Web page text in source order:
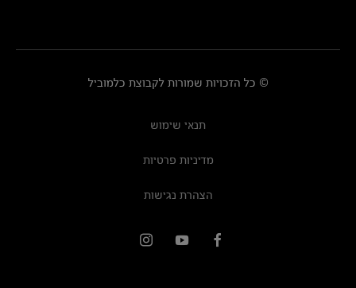
© כל הזכויות שמורות לקבוצת כלמוביל
תנאי שימוש
מדיניות פרטיות
הצהרת נגישות